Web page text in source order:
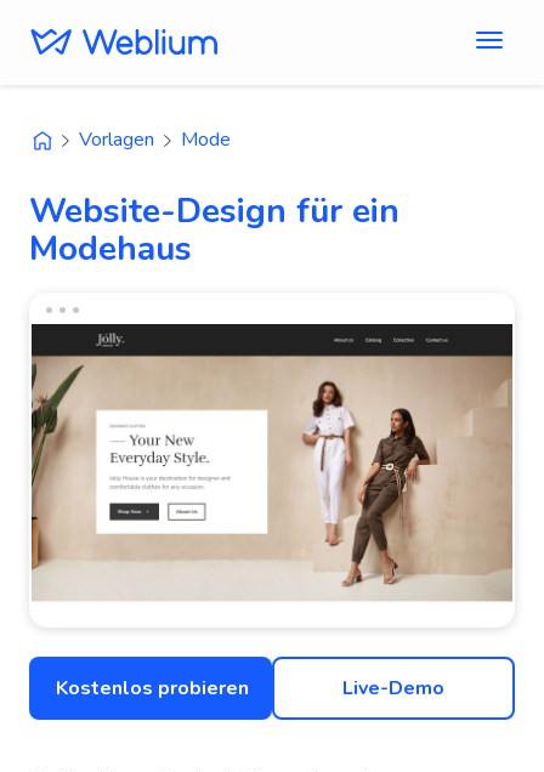
Vorlagen Mode
Website-Design für ein
Modehaus
Kostenlos probieren Live-Demo